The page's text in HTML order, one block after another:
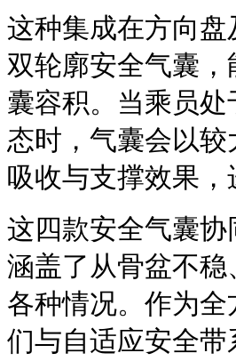
这种集成在方向
双轮廓安全气囊
囊容积。当乘员
态时，气囊会以
吸收与支撑效果
这四款安全气囊
涵盖了从骨盆不
各种情况。作为
们与自适应安全